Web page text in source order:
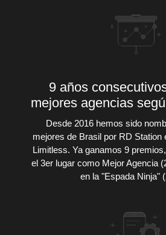
9 años
mejores agencias
Desde 2016 hemos sido
mejores de Brasil por RD Station
Limitless. Ya ganamos 9
el 3er lugar como Mejor Agencia
en la "Espada Ninja"